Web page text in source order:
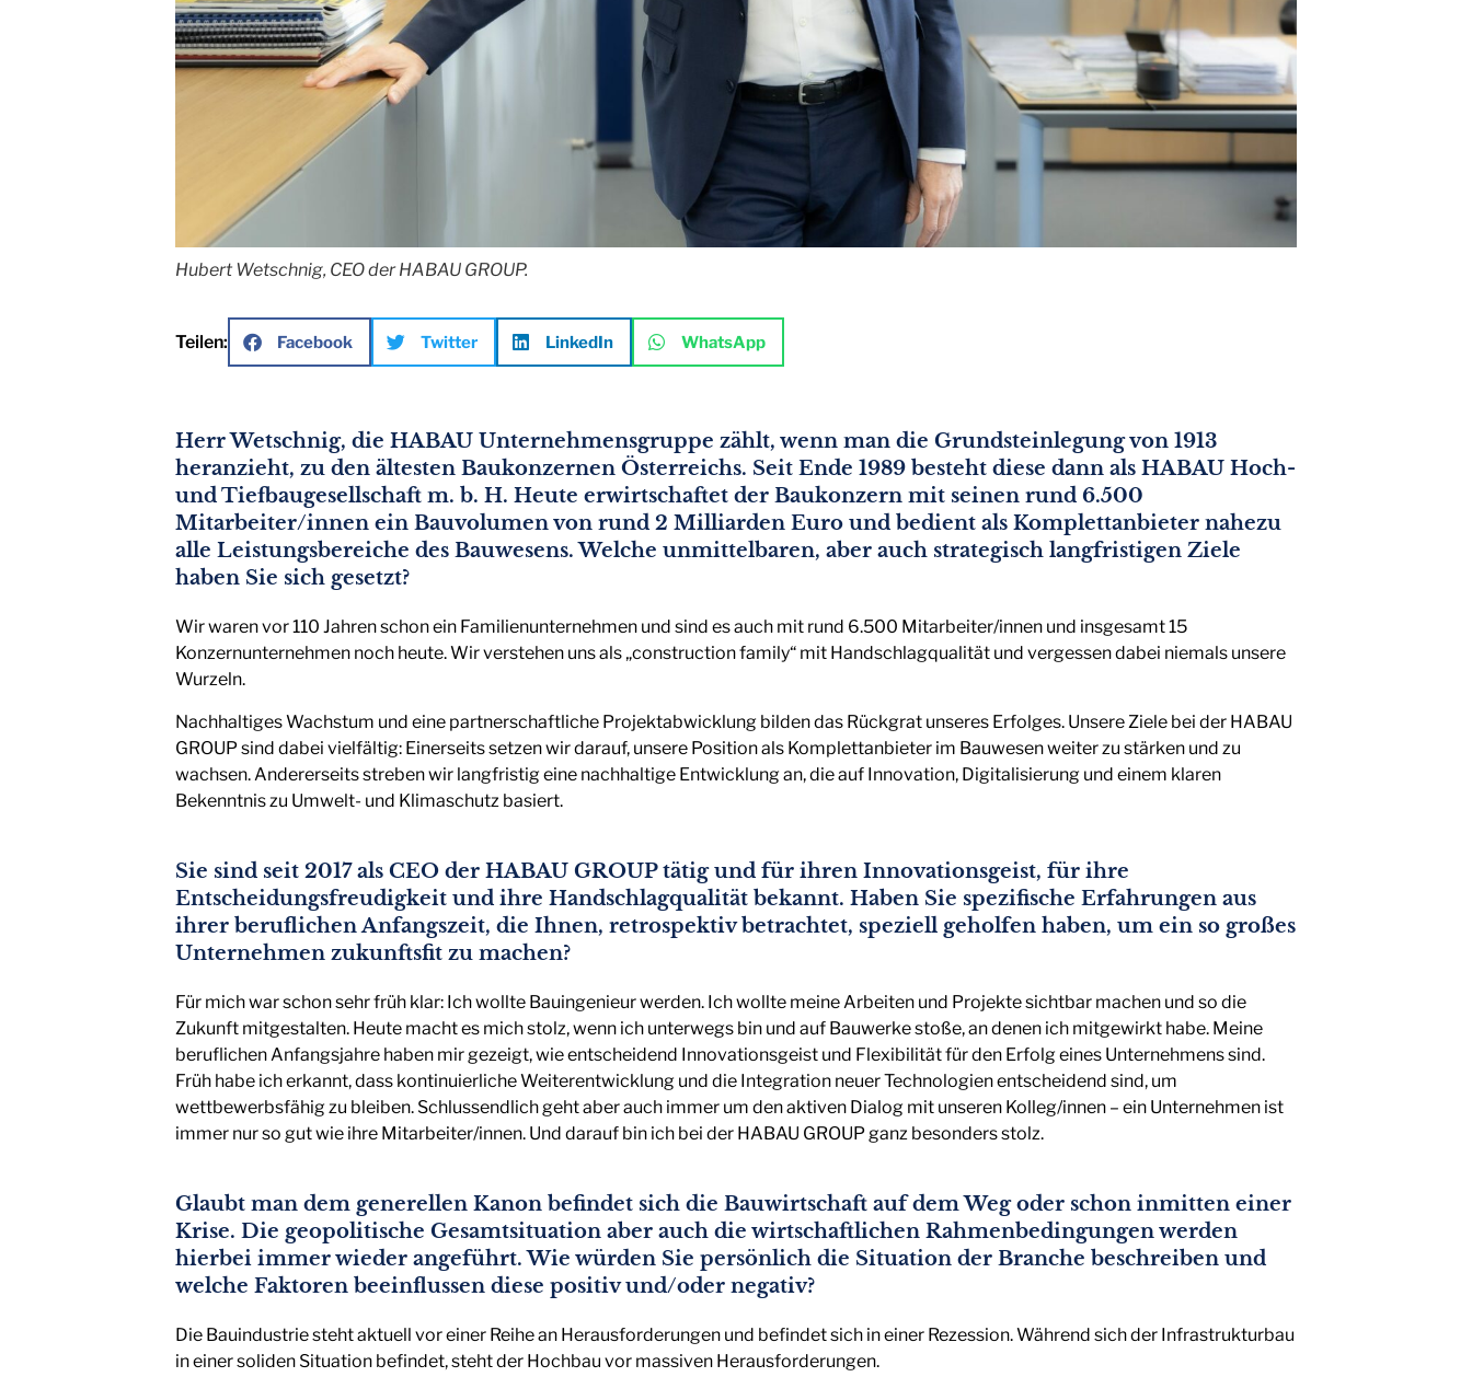
Hubert Wetschnig, CEO der HABAU GROUP.
Teilen: Facebook Twitter LinkedIn WhatsApp
Herr Wetschnig, die HABAU Unternehmensgruppe zählt, wenn man die Grundsteinlegung von 1913
heranzieht, zu den ältesten Baukonzernen Österreichs. Seit Ende 1989 besteht diese dann als HABAU Hoch-
und Tiefbaugesellschaft m. b. H. Heute erwirtschaftet der Baukonzern mit seinen rund 6.500
Mitarbeiter/innen ein Bauvolumen von rund 2 Milliarden Euro und bedient als Komplettanbieter nahezu
alle Leistungsbereiche des Bauwesens. Welche unmittelbaren, aber auch strategisch langfristigen Ziele
haben Sie sich gesetzt?
Wir waren vor 110 Jahren schon ein Familienunternehmen und sind es auch mit rund 6.500 Mitarbeiter/innen und insgesamt 15
Konzernunternehmen noch heute. Wir verstehen uns als „construction family“ mit Handschlagqualität und vergessen dabei niemals unsere
Wurzeln.
Nachhaltiges Wachstum und eine partnerschaftliche Projektabwicklung bilden das Rückgrat unseres Erfolges. Unsere Ziele bei der HABAU
GROUP sind dabei vielfältig: Einerseits setzen wir darauf, unsere Position als Komplettanbieter im Bauwesen weiter zu stärken und zu
wachsen. Andererseits streben wir langfristig eine nachhaltige Entwicklung an, die auf Innovation, Digitalisierung und einem klaren
Bekenntnis zu Umwelt- und Klimaschutz basiert.
Sie sind seit 2017 als CEO der HABAU GROUP tätig und für ihren Innovationsgeist, für ihre
Entscheidungsfreudigkeit und ihre Handschlagqualität bekannt. Haben Sie spezifische Erfahrungen aus
ihrer beruflichen Anfangszeit, die Ihnen, retrospektiv betrachtet, speziell geholfen haben, um ein so großes
Unternehmen zukunftsfit zu machen?
Für mich war schon sehr früh klar: Ich wollte Bauingenieur werden. Ich wollte meine Arbeiten und Projekte sichtbar machen und so die
Zukunft mitgestalten. Heute macht es mich stolz, wenn ich unterwegs bin und auf Bauwerke stoße, an denen ich mitgewirkt habe. Meine
beruflichen Anfangsjahre haben mir gezeigt, wie entscheidend Innovationsgeist und Flexibilität für den Erfolg eines Unternehmens sind.
Früh habe ich erkannt, dass kontinuierliche Weiterentwicklung und die Integration neuer Technologien entscheidend sind, um
wettbewerbsfähig zu bleiben. Schlussendlich geht aber auch immer um den aktiven Dialog mit unseren Kolleg/innen – ein Unternehmen ist
immer nur so gut wie ihre Mitarbeiter/innen. Und darauf bin ich bei der HABAU GROUP ganz besonders stolz.
Glaubt man dem generellen Kanon befindet sich die Bauwirtschaft auf dem Weg oder schon inmitten einer
Krise. Die geopolitische Gesamtsituation aber auch die wirtschaftlichen Rahmenbedingungen werden
hierbei immer wieder angeführt. Wie würden Sie persönlich die Situation der Branche beschreiben und
welche Faktoren beeinflussen diese positiv und/oder negativ?
Die Bauindustrie steht aktuell vor einer Reihe an Herausforderungen und befindet sich in einer Rezession. Während sich der Infrastrukturbau
in einer soliden Situation befindet, steht der Hochbau vor massiven Herausforderungen.